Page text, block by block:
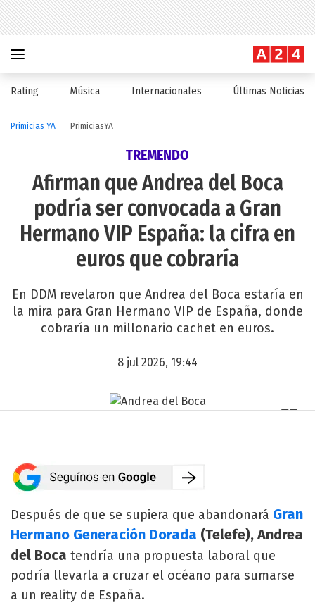
Rating Música Internacionales Últimas Noticias
Primicias YA PrimiciasYA
TREMENDO
Afirman que Andrea del Boca
podría ser convocada a Gran
Hermano VIP España: la cifra en
euros que cobraría
En DDM revelaron que Andrea del Boca estaría en
la mira para Gran Hermano VIP de España, donde
cobraría un millonario cachet en euros.
8 jul 2026, 19:44
Después de que se supiera que abandonará Gran
Hermano Generación Dorada (Telefe), Andrea
del Boca tendría una propuesta laboral que
podría llevarla a cruzar el océano para sumarse
a un reality de España.